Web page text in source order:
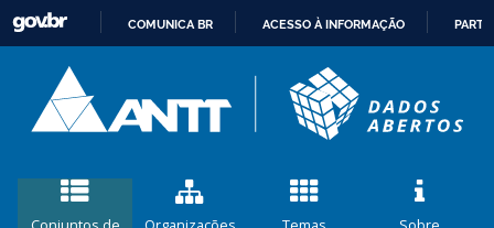
CONTEÚDO
COMUNICA BR ACESSO À INFORMAÇÃO